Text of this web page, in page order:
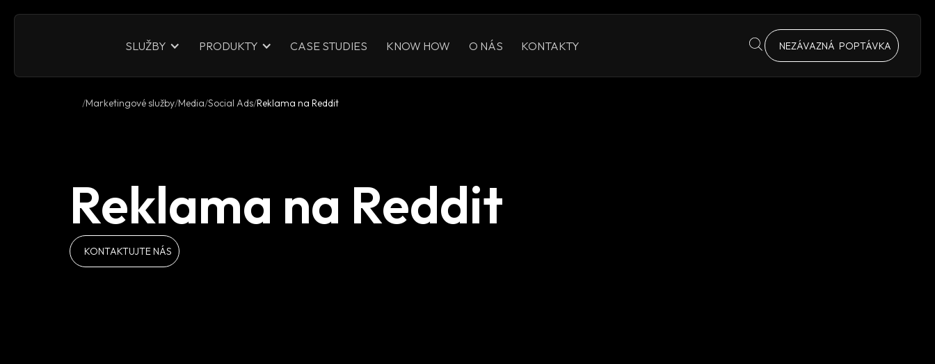
SLUŽBY PRODUKTY CASE STUDIES KNOW HOW O NÁS KONTAKTY NEZÁVAZNÁ POPTÁVKA
Marketingové služby Media Social Ads Reklama na Reddit
Reklama na Reddit
KONTAKTUJTE NÁS